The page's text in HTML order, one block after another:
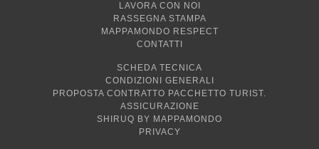
LAVORA CON NOI
RASSEGNA STAMPA
MAPPAMONDO RESPECT
CONTATTI
SCHEDA TECNICA
CONDIZIONI GENERALI
PROPOSTA CONTRATTO PACCHETTO TURIST.
ASSICURAZIONE
SHIRUQ BY MAPPAMONDO
PRIVACY